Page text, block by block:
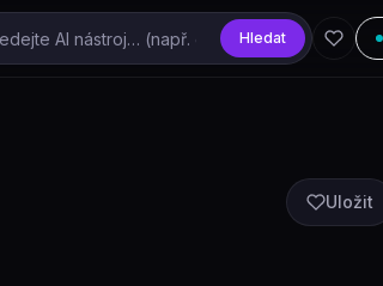
Hledat
Uložit